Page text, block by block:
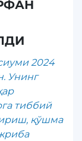
2024
Унинг
тиббий
қўшма